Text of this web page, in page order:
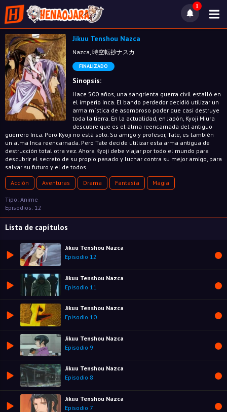
1
Jikuu Tenshou Nazca
Nazca, 時空転抄ナスカ
FINALIZADO
Sinopsis:
Hace 500 años, una sangrienta guerra civil estalló en
el imperio Inca. El bando perdedor decidió utilizar un
arma mística de asombroso poder que casi destruye
toda la tierra. En la actualidad, en Japón, Kyoji Miura
descubre que es el alma reencarnada del antiguo
guerrero Inca. Pero Kyoji no está solo. Su amigo y profesor, Tate, es también
un alma Inca reencarnada. Pero Tate decide utilizar esta arma antigua de
destrucción total otra vez. Ahora Kyoji debe viajar por todo el mundo para
descubrir el secreto de su propio pasado y luchar contra su mejor amigo, para
salvar su futuro y el de todos.
Acción Aventuras Drama Fantasía Magia
Tipo: Anime
Episodios: 12
Lista de capítulos
Jikuu Tenshou Nazca
Episodio 12
Jikuu Tenshou Nazca
Episodio 11
Jikuu Tenshou Nazca
Episodio 10
Jikuu Tenshou Nazca
Episodio 9
Jikuu Tenshou Nazca
Episodio 8
Jikuu Tenshou Nazca
Episodio 7